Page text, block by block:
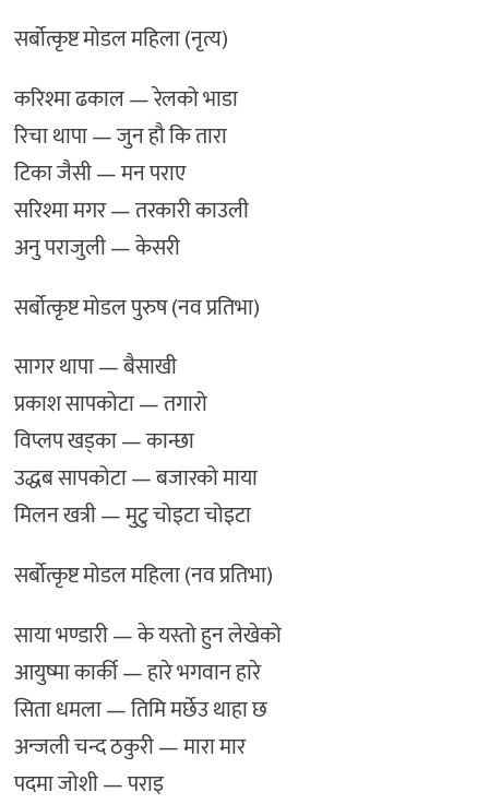
सर्बोत्कृष्ट मोडल महिला (नृत्य)
करिश्मा ढकाल — रेलको भाडा
रिचा थापा — जुन हौ कि तारा
टिका जैसी — मन पराए
सरिश्मा मगर — तरकारी काउली
अनु पराजुली — केसरी
सर्बोत्कृष्ट मोडल पुरुष (नव प्रतिभा)
सागर थापा — बैसाखी
प्रकाश सापकोटा — तगारो
विप्लप खड्का — कान्छा
उद्धब सापकोटा — बजारको माया
मिलन खत्री — मुटु चोइटा चोइटा
सर्बोत्कृष्ट मोडल महिला (नव प्रतिभा)
साया भण्डारी — के यस्तो हुन लेखेको
आयुष्मा कार्की — हारे भगवान हारे
सिता धमला — तिमि मर्छेउ थाहा छ
अन्जली चन्द ठकुरी — मारा मार
पदमा जोशी — पराइ